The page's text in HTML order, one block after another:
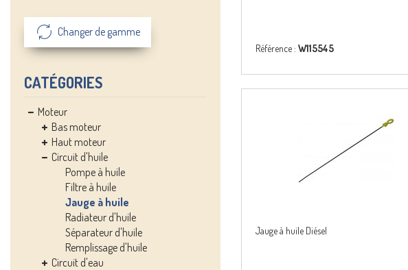
Changer de gamme
CATÉGORIES
Moteur
Bas moteur
Haut moteur
Circuit d'huile
Pompe à huile
Filtre à huile
Jauge à huile
Radiateur d'huile
Séparateur d'huile
Remplissage d'huile
Circuit d'eau
Référence : W115545
Jauge à huile Diésel